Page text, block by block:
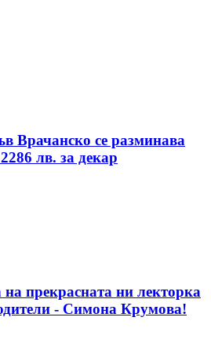
Врачанско се разминава
лв. за декар
прекрасната ни лекторка
- Симона Крумова!